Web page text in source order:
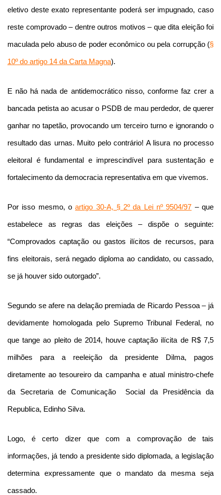
eletivo deste exato representante poderá ser impugnado, caso
reste comprovado – dentre outros motivos – que dita eleição foi
maculada pelo abuso de poder econômico ou pela corrupção (§
10º do artigo 14 da Carta Magna).
E não há nada de antidemocrático nisso, conforme faz crer a
bancada petista ao acusar o PSDB de mau perdedor, de querer
ganhar no tapetão, provocando um terceiro turno e ignorando o
resultado das urnas. Muito pelo contrário! A lisura no processo
eleitoral é fundamental e imprescindível para sustentação e
fortalecimento da democracia representativa em que vivemos.
Por isso mesmo, oartigo 30-A, § 2º da Lei nº 9504/97 – que
estabelece as regras das eleições – dispõe o seguinte:
“Comprovados captação ou gastos ilícitos de recursos, para
fins eleitorais, será negado diploma ao candidato, ou cassado,
se já houver sido outorgado”.
Segundo se afere na delação premiada de Ricardo Pessoa – já
devidamente homologada pelo Supremo Tribunal Federal, no
que tange ao pleito de 2014, houve captação ilícita de R$ 7,5
milhões para a reeleição da presidente Dilma, pagos
diretamente ao tesoureiro da campanha e atual ministro-chefe
da Secretaria de Comunicação Social da Presidência da
Republica, Edinho Silva.
Logo, é certo dizer que com a comprovação de tais
informações, já tendo a presidente sido diplomada, a legislação
determina expressamente que o mandato da mesma seja
cassado.